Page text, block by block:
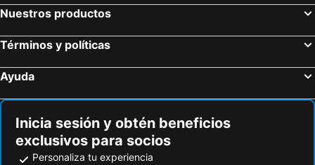
Nuestros productos
Términos y políticas
Ayuda
Inicia sesión y obtén beneficios
exclusivos para socios
Personaliza tu experiencia